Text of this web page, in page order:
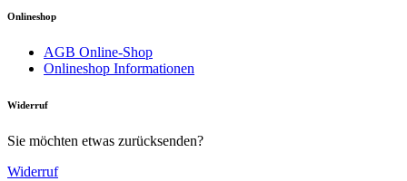
Onlineshop
AGB Online-Shop
Onlineshop Informationen
Widerruf
Sie möchten etwas zurücksenden?
Widerruf